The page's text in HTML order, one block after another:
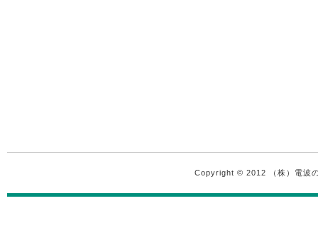
Copyright © 2012 （株）電波